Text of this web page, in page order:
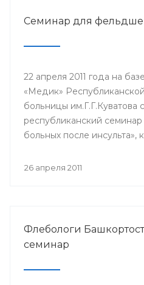
Семинар для
22 апреля 2011 года на
«Медик»
больницы им.Г.Г.Куватова
республиканский
больных после инсульта»,
Участниками семинара
26 апреля 2011
Флебологи
семинар